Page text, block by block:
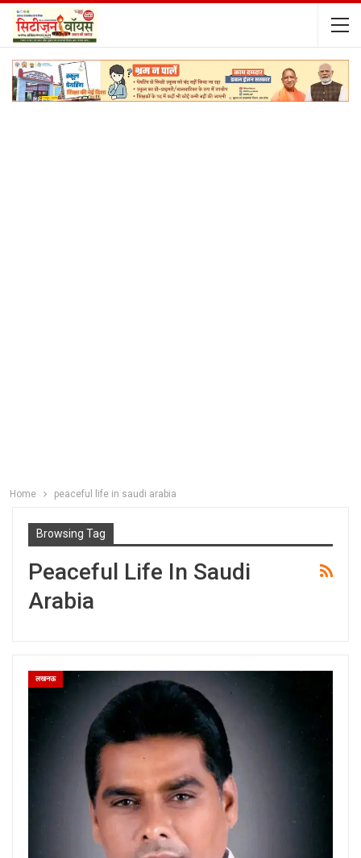
Home peaceful life in saudi arabia
Browsing Tag
Peaceful Life In Saudi
Arabia
लखनऊ